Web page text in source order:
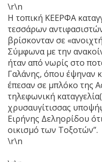
\r\n
Η τοπική ΚΕΕΡΦΑ
τεσσάρων
βρίσκονταν σε
Σύμφωνα με την
ήταν από νωρίς στο
Γαλάνης, όπου έψηναν
έπεσαν σε μπλόκο της
τηλεφωνική
χρυσαυγίτισσας
Ειρήνης Δεληορίδου
οικισμό των Τοξοτών”.
\r\n